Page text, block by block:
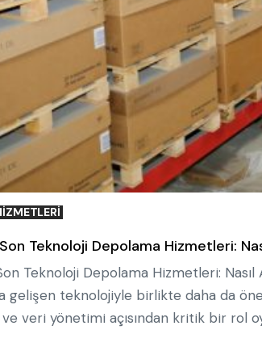
Teknoloji Depolama Hizmetleri:
Teknoloji Depolama Hizmetleri:
gelişen teknolojiyle birlikte daha da
veri yönetimi açısından kritik bir rol